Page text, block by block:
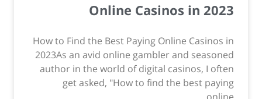
Online Casinos in 2023
How to Find the Best Paying Online Casinos in
2023As an avid online gambler and seasoned
author in the world of digital casinos, I often
get asked, "How to find the best paying